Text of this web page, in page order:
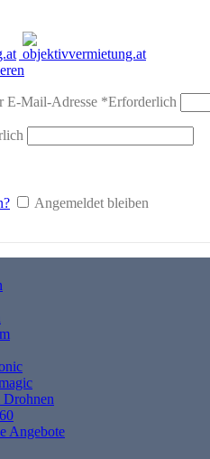
E-Mail-Adresse *Erforderlich
Angemeldet bleiben
Angebote